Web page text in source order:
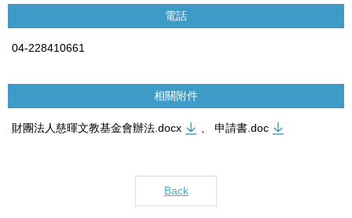
電話
04-228410661
相關附件
財團法人慈暉文教基金會辦法.docx 申請書.doc
Back